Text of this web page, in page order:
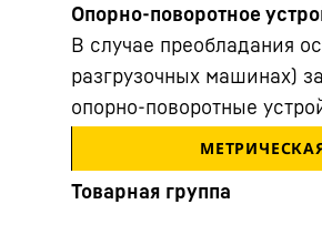
Опорно-поворотное
В случае преобладания
разгрузочных машинах)
опорно-поворотные
Товарная группа